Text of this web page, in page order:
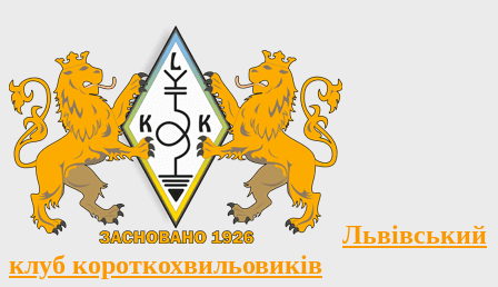
Львівський
клуб короткохвильовиків